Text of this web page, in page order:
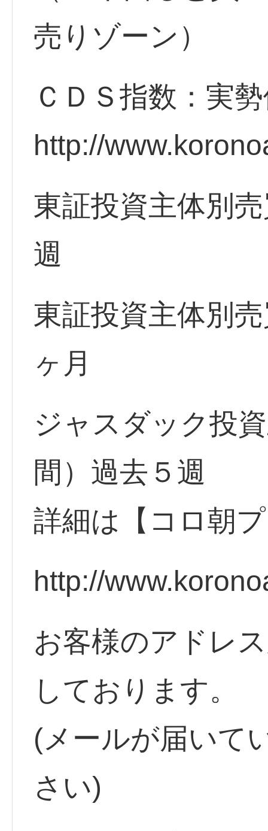
売りゾーン）
ＣＤＳ指数：実
http://
東証投資主体別
週
東証投資主体別
ヶ月
ジャスダック投
間）過去５週
詳細は【コロ朝
http://
お客様のアドレ
しております。
(メールが届いて
さい)